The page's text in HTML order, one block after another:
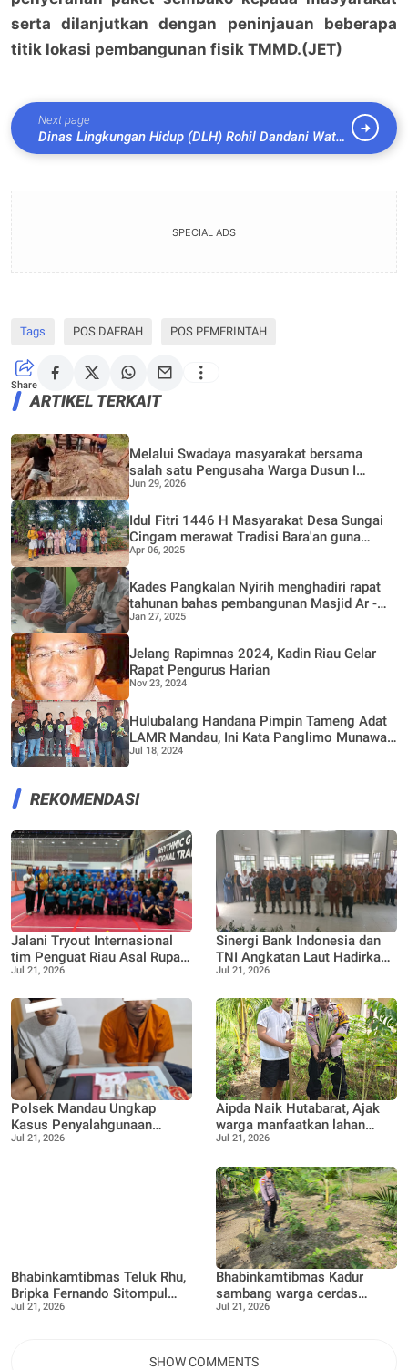
serta dilanjutkan dengan peninjauan beberapa
titik lokasi pembangunan fisik TMMD.(JET)
Next page
Dinas Lingkungan Hidup (DLH) Rohil Dandani Water
Leading Wisata Sejarah
SPECIAL ADS
Tags POS DAERAH POS PEMERINTAH
Share
ARTIKEL TERKAIT
Melalui Swadaya masyarakat bersama
salah satu Pengusaha Warga Dusun I
Bantal Jaya Bergotong Royong Perbaiki
Jalan Rusak
Jun 29, 2026
Idul Fitri 1446 H Masyarakat Desa Sungai
Cingam merawat Tradisi Bara'an guna
mempererat Silaturrahmi
Apr 06, 2025
Kades Pangkalan Nyirih menghadiri rapat
tahunan bahas pembangunan Masjid Ar -
Ridwan dan Poskamling bersama warga
Dusun II
Jan 27, 2025
Jelang Rapimnas 2024, Kadin Riau Gelar
Rapat Pengurus Harian
Nov 23, 2024
Hulubalang Handana Pimpin Tameng Adat
LAMR Mandau, Ini Kata Panglimo Munawar
Rosidi
Jul 18, 2024
REKOMENDASI
Jalani Tryout Internasional
tim Penguat Riau Asal Rupat
Desa Pangkalan Nyirih,
Jul 21, 2026
Sinergi Bank Indonesia dan
TNI Angkatan Laut Hadirkan
Ekspedisi Rupiah Berdaulat
Jul 21, 2026
Polsek Mandau Ungkap
Kasus Penyalahgunaan
Ekstasi, Dua Terduga
Jul 21, 2026
Aipda Naik Hutabarat, Ajak
warga manfaatkan lahan
kosong menjadi lahan
Jul 21, 2026
Bhabinkamtibmas Teluk Rhu,
Bripka Fernando Sitompul
terus dukung Warga dalam
Jul 21, 2026
Bhabinkamtibmas Kadur
sambang warga cerdas
manfaatkan pekarangan
Jul 21, 2026
SHOW COMMENTS